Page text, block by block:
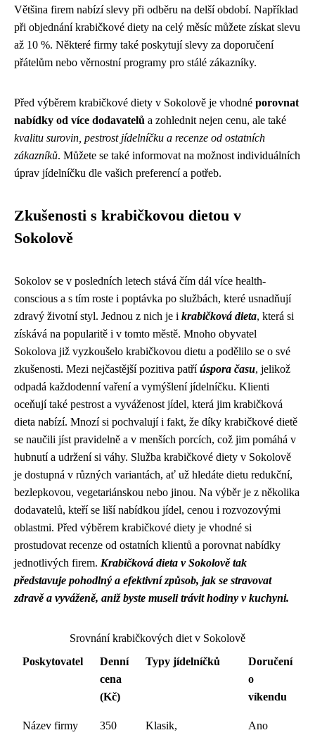
Většina firem nabízí slevy při odběru na delší období. Například
při objednání krabičkové diety na celý měsíc můžete získat slevu
až 10 %. Některé firmy také poskytují slevy za doporučení
přátelům nebo věrnostní programy pro stálé zákazníky.
Před výběrem krabičkové diety v Sokolově je vhodné porovnat
nabídky od více dodavatelů a zohlednit nejen cenu, ale také
kvalitu surovin, pestrost jídelníčku a recenze od ostatních
zákazníků. Můžete se také informovat na možnost individuálních
úprav jídelníčku dle vašich preferencí a potřeb.
Zkušenosti s krabičkovou dietou v
Sokolově
Sokolov se v posledních letech stává čím dál více health-
conscious a s tím roste i poptávka po službách, které usnadňují
zdravý životní styl. Jednou z nich je i krabičková dieta, která si
získává na popularitě i v tomto městě. Mnoho obyvatel
Sokolova již vyzkoušelo krabičkovou dietu a podělilo se o své
zkušenosti. Mezi nejčastější pozitiva patříúspora času, jelikož
odpadá každodenní vaření a vymýšlení jídelníčku. Klienti
oceňují také pestrost a vyváženost jídel, která jim krabičková
dieta nabízí. Mnozí si pochvalují i fakt, že díky krabičkové dietě
se naučili jíst pravidelně a v menších porcích, což jim pomáhá v
hubnutí a udržení si váhy. Služba krabičkové diety v Sokolově
je dostupná v různých variantách, ať už hledáte dietu redukční,
bezlepkovou, vegetariánskou nebo jinou. Na výběr je z několika
dodavatelů, kteří se liší nabídkou jídel, cenou i rozvozovými
oblastmi. Před výběrem krabičkové diety je vhodné si
prostudovat recenze od ostatních klientů a porovnat nabídky
jednotlivých firem. Krabičková dieta v Sokolově tak
představuje pohodlný a efektivní způsob, jak se stravovat
zdravě a vyváženě, aniž byste museli trávit hodiny v kuchyni.
Srovnání krabičkových diet v Sokolově
Poskytovatel
Denní
cena
(Kč)
Typy jídelníčků
Doručení
o
víkendu
Název firmy 350 Klasik, Ano